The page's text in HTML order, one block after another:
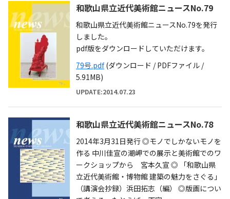
和歌山県立近代美術館ニュースNo.79
和歌山県立近代美術館ニュースNo.79を発行
しました。
pdf版をダウンロードしていただけます。
79号.pdf(ダウンロード / PDFファイル /
5.91MB)
UPDATE:2014.07.23
和歌山県立近代美術館ニュースNo.78
2014年3月31日発行 ◎モノでしかないモノを
作る 中川佳宣の潮岬での展示と美術館でのワ
ークショップから 宮本久宣 ◎ 「和歌山県
立近代美術館・博物館 建築の魅力をさぐる」
（講演会抄録）浜田拓志（編） ◎版画につい